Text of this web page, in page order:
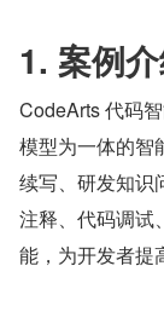
1. 案例
CodeArts 代码
模型为一体的智
续写、研发知识
注释、代码调试
能，为开发者提